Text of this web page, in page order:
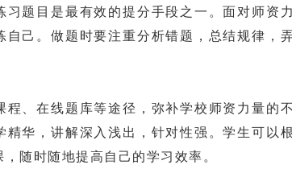
目是最有效的提分手段之一。面对师资
自己。做题时要注重分析错题，总结规律，
在线题库等途径，弥补学校师资力量的
精华，讲解深入浅出，针对性强。学生可以
随时随地提高自己的学习效率。